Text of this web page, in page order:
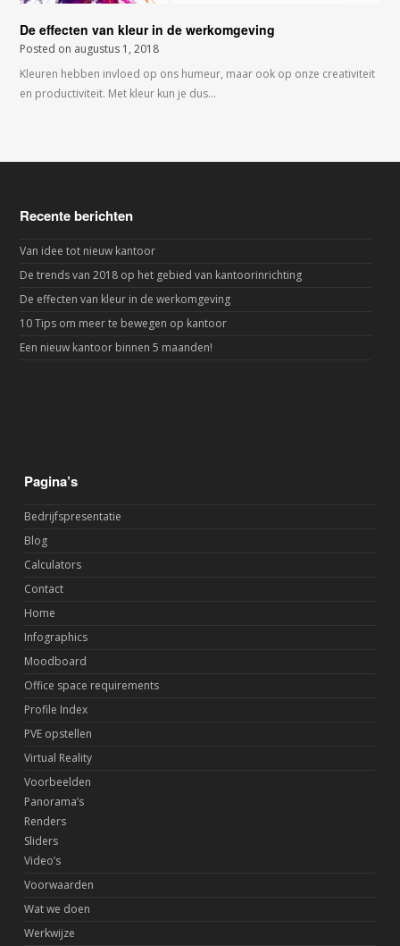
De effecten van kleur in de werkomgeving
Posted on augustus 1, 2018
Kleuren hebben invloed op ons humeur, maar ook op onze creativiteit
en productiviteit. Met kleur kun je dus…
Recente berichten
Van idee tot nieuw kantoor
De trends van 2018 op het gebied van kantoorinrichting
De effecten van kleur in de werkomgeving
10 Tips om meer te bewegen op kantoor
Een nieuw kantoor binnen 5 maanden!
Pagina’s
Bedrijfspresentatie
Blog
Calculators
Contact
Home
Infographics
Moodboard
Office space requirements
Profile Index
PVE opstellen
Virtual Reality
Voorbeelden
Panorama’s
Renders
Sliders
Video’s
Voorwaarden
Wat we doen
Werkwijze